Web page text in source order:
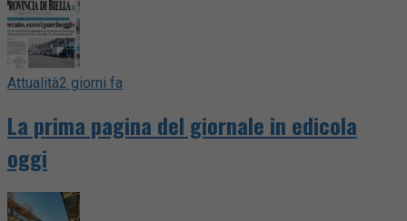
Attualità2 giorni fa
La prima pagina del giornale in edicola
oggi